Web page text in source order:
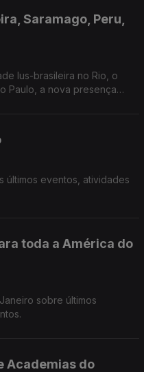
Saramago, Peru,
lus-brasileira no Rio, o
Paulo, a nova presença
últimos eventos, atividades
toda a América do
sobre últimos
Academias do